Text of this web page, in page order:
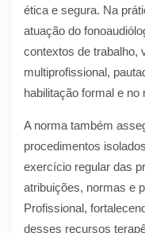
ética e segura. Na
atuação do
contextos de trabalho,
multiprofissional,
habilitação formal e no
A norma também
procedimentos
exercício regular das
atribuições, normas e
Profissional,
desses recursos